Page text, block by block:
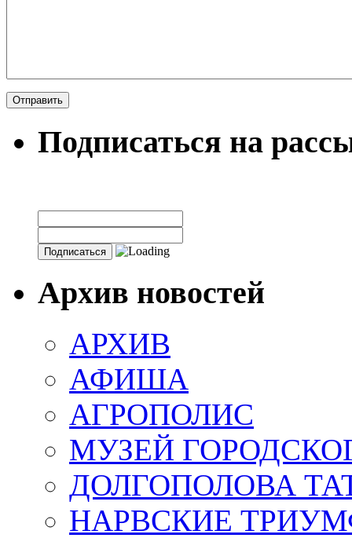
Подписаться на
Архив новостей
АРХИВ
АФИША
АГРОПОЛИС
МУЗЕЙ
ДОЛГОПОЛОВА
НАРВСКИЕ